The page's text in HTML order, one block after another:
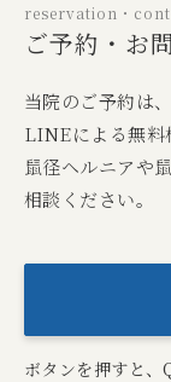
reservation・
ご予約・お
当院のご予約は
LINEによる無料
鼠径ヘルニアや
相談ください。
ボタンを押すと